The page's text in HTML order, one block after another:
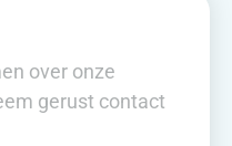
over onze
gerust contact